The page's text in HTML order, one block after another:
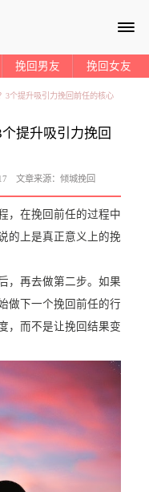
≡
挽回男友 挽回女友
3个提升吸引力挽回前任的核心
提升吸引力挽回
文章来源： 倾城挽回
，在挽回前任的过程中
的上是真正意义上的挽
，再去做第二步。如果
做下一个挽回前任的行
，而不是让挽回结果变